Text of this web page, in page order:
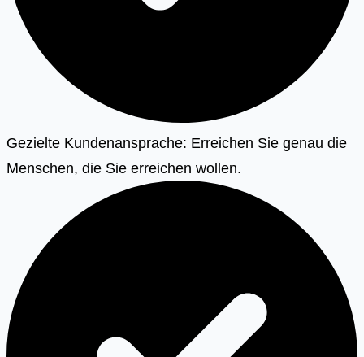
Gezielte Kundenansprache: Erreichen Sie genau die
Menschen, die Sie erreichen wollen.